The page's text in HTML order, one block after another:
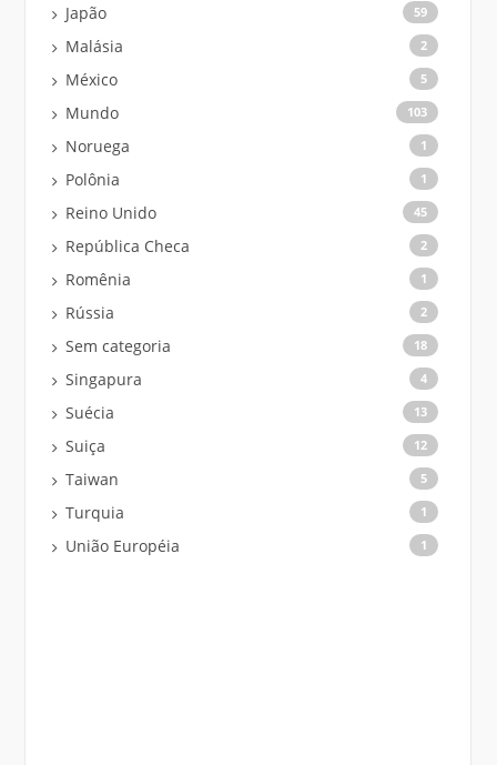
Japão 59
Malásia 2
México 5
Mundo 103
Noruega 1
Polônia 1
Reino Unido 45
República Checa 2
Romênia 1
Rússia 2
Sem categoria 18
Singapura 4
Suécia 13
Suiça 12
Taiwan 5
Turquia 1
União Européia 1